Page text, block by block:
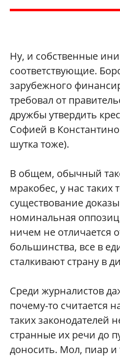
Ну, и собственные
соответствующие.
зарубежного
требовал от
дружбы утвердить
Софией в
шутка тоже).
В общем, обычный
мракобес, у нас таких
существование
номинальная
ничем не отличается
большинства, все в
сталкивают страну в
Среди журналистов
почему-то считается
таких законодателей
странные их речи до
доносить. Мол, пиар и